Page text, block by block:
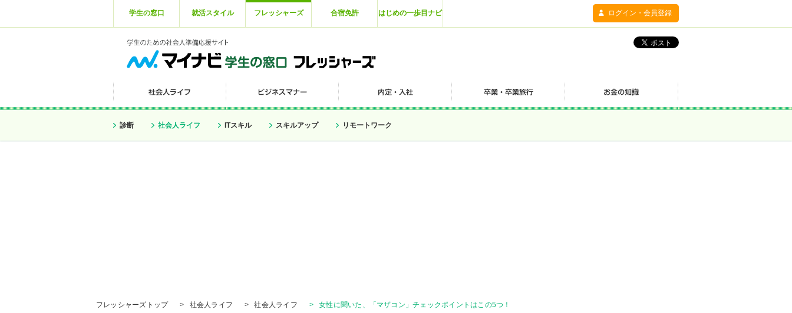
学生の窓口 就活スタイル フレッシャーズ 合宿免許 はじめの一歩目ナビ ログイン・会員登録
診断 社会人ライフ ITスキル スキルアップ リモートワーク
フレッシャーズトップ > 社会人ライフ > 社会人ライフ > 女性に聞いた、「マザコン」チェックポイントはこの5つ！